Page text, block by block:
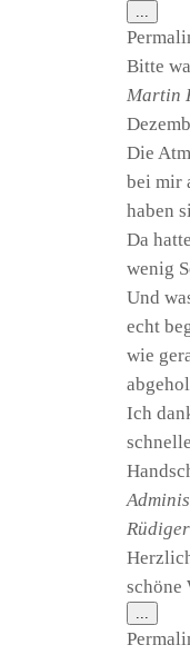
...
ein-/
Bit­te
Mar­tin
Die
bei mir
haben
Da
wenig
Und
echt
wie
Ich
schö­ne
...
ein-/